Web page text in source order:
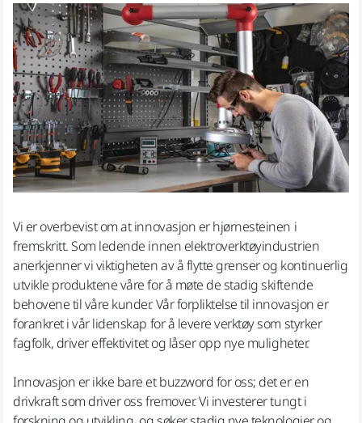
Vi er overbevist om at innovasjon er hjørnesteinen i
fremskritt. Som ledende innen elektroverktøyindustrien
anerkjenner vi viktigheten av å flytte grenser og kontinuerlig
utvikle produktene våre for å møte de stadig skiftende
behovene til våre kunder. Vår forpliktelse til innovasjon er
forankret i vår lidenskap for å levere verktøy som styrker
fagfolk, driver effektivitet og låser opp nye muligheter.
Innovasjon er ikke bare et buzzword for oss; det er en
drivkraft som driver oss fremover. Vi investerer tungt i